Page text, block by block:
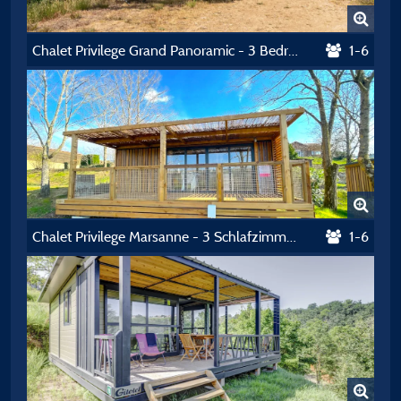
Chalet Privilege Grand Panoramic - 3 Bedrooms - Tv - 33M², Covered Terrace Of 14M² 1-6
Chalet Privilege Marsanne - 3 Schlafzimmer - Tv - 35M², Überdachte Terrasse Van 17M² 1-6